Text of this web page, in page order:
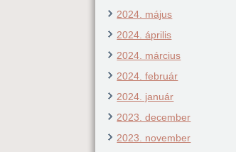
2024. május
2024. április
2024. március
2024. február
2024. január
2023. december
2023. november